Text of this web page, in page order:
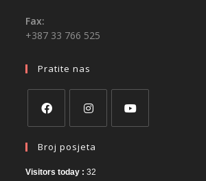
Fax:
+387 33 766 525
Pratite nas
Broj posjeta
Visitors today :32